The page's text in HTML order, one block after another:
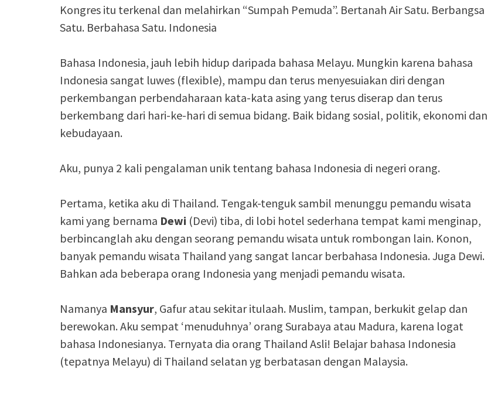
Kongres itu terkenal dan melahirkan “Sumpah Pemuda”. Bertanah Air Satu. Berbangsa
Satu. Berbahasa Satu. Indonesia
Bahasa Indonesia, jauh lebih hidup daripada bahasa Melayu. Mungkin karena bahasa
Indonesia sangat luwes (flexible), mampu dan terus menyesuiakan diri dengan
perkembangan perbendaharaan kata-kata asing yang terus diserap dan terus
berkembang dari hari-ke-hari di semua bidang. Baik bidang sosial, politik, ekonomi dan
kebudayaan.
Aku, punya 2 kali pengalaman unik tentang bahasa Indonesia di negeri orang.
Pertama, ketika aku di Thailand. Tengak-tenguk sambil menunggu pemandu wisata
kami yang bernama Dewi (Devi) tiba, di lobi hotel sederhana tempat kami menginap,
berbincanglah aku dengan seorang pemandu wisata untuk rombongan lain. Konon,
banyak pemandu wisata Thailand yang sangat lancar berbahasa Indonesia. Juga Dewi.
Bahkan ada beberapa orang Indonesia yang menjadi pemandu wisata.
Namanya Mansyur, Gafur atau sekitar itulaah. Muslim, tampan, berkukit gelap dan
berewokan. Aku sempat ‘menuduhnya’ orang Surabaya atau Madura, karena logat
bahasa Indonesianya. Ternyata dia orang Thailand Asli! Belajar bahasa Indonesia
(tepatnya Melayu) di Thailand selatan yg berbatasan dengan Malaysia.